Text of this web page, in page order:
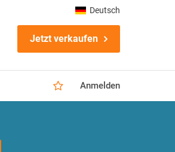
Jetzt verkaufen
Anmelden
Deutsch